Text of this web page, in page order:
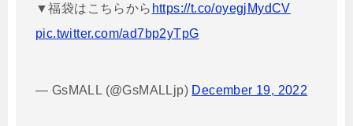
▼福袋はこちらから https://t.co/oyegjMydCV
pic.twitter.com/ad7bp2yTpG
— GsMALL (@GsMALLjp) December 19, 2022